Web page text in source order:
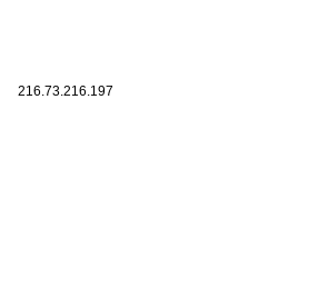
216.73.216.197